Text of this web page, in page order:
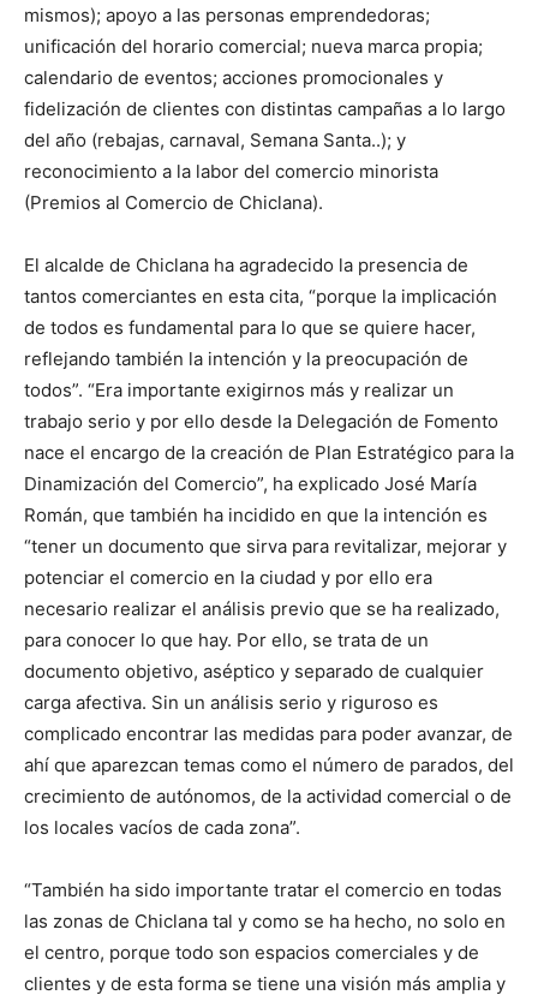
mismos); apoyo a las personas emprendedoras;
unificación del horario comercial; nueva marca propia;
calendario de eventos; acciones promocionales y
fidelización de clientes con distintas campañas a lo largo
del año (rebajas, carnaval, Semana Santa..); y
reconocimiento a la labor del comercio minorista
(Premios al Comercio de Chiclana).
El alcalde de Chiclana ha agradecido la presencia de
tantos comerciantes en esta cita, “porque la implicación
de todos es fundamental para lo que se quiere hacer,
reflejando también la intención y la preocupación de
todos”. “Era importante exigirnos más y realizar un
trabajo serio y por ello desde la Delegación de Fomento
nace el encargo de la creación de Plan Estratégico para la
Dinamización del Comercio”, ha explicado José María
Román, que también ha incidido en que la intención es
“tener un documento que sirva para revitalizar, mejorar y
potenciar el comercio en la ciudad y por ello era
necesario realizar el análisis previo que se ha realizado,
para conocer lo que hay. Por ello, se trata de un
documento objetivo, aséptico y separado de cualquier
carga afectiva. Sin un análisis serio y riguroso es
complicado encontrar las medidas para poder avanzar, de
ahí que aparezcan temas como el número de parados, del
crecimiento de autónomos, de la actividad comercial o de
los locales vacíos de cada zona”.
“También ha sido importante tratar el comercio en todas
las zonas de Chiclana tal y como se ha hecho, no solo en
el centro, porque todo son espacios comerciales y de
clientes y de esta forma se tiene una visión más amplia y